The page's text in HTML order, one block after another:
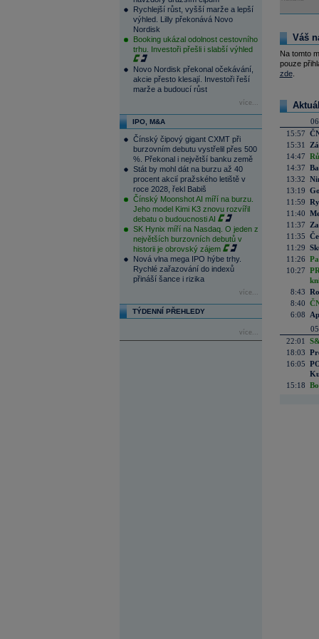
Rychlejší růst, vyšší marže a lepší
výhled. Lilly překonává Novo
Nordisk
Booking ukázal odolnost cestovního
trhu. Investoři přešli i slabší výhled
Novo Nordisk překonal očekávání,
akcie přesto klesají. Investoři řeší
marže a budoucí růst
více...
IPO, M&A
Čínský čipový gigant CXMT při
burzovním debutu vystřelil přes 500
%. Překonal i největší banku země
Stát by mohl dát na burzu až 40
procent akcií pražského letiště v
roce 2028, řekl Babiš
Čínský Moonshot AI míří na burzu.
Jeho model Kimi K3 znovu rozvířil
debatu o budoucnosti AI
SK Hynix míří na Nasdaq. O jeden z
největších burzovních debutů v
historii je obrovský zájem
Nová vlna mega IPO hýbe trhy.
Rychlé zařazování do indexů
přináší šance i rizika
více...
TÝDENNÍ PŘEHLEDY
více...
Váš
Na tomto
pouze
zde.
15:57
15:31
14:47
14:37
13:32
13:19
11:59
11:40
11:37
11:35
11:29
11:26
10:27
8:43
8:40
6:08
22:01
18:03
16:05
15:18